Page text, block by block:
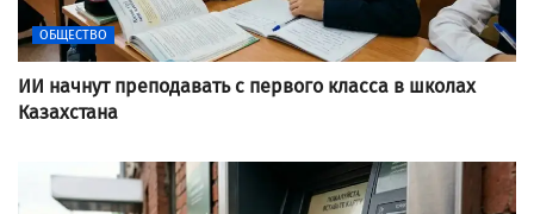
ОБЩЕСТВО
ИИ начнут преподавать с первого класса в школах
Казахстана